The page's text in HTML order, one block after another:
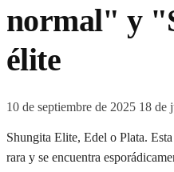
normal" y
élite
10 de septiembre de 2025 18 de
Shungita Elite, Edel o Plata.
rara y se encuentra